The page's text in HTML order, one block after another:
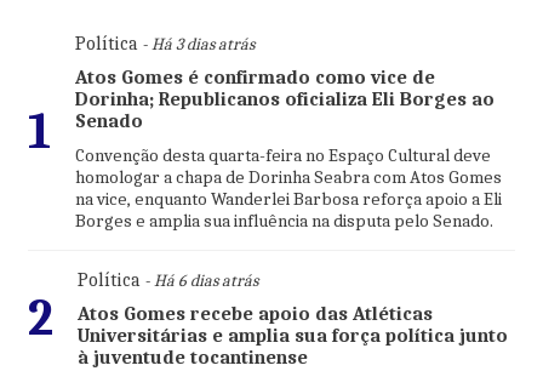
1
Política- Há 3 dias atrás
Atos Gomes é confirmado como vice de
Dorinha; Republicanos oficializa Eli Borges ao
Senado
Convenção desta quarta-feira no Espaço Cultural deve
homologar a chapa de Dorinha Seabra com Atos Gomes
na vice, enquanto Wanderlei Barbosa reforça apoio a Eli
Borges e amplia sua influência na disputa pelo Senado.
2
Política- Há 6 dias atrás
Atos Gomes recebe apoio das Atléticas
Universitárias e amplia sua força política junto
à juventude tocantinense